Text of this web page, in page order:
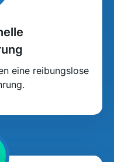
eine reibungslose